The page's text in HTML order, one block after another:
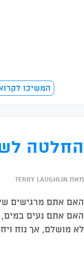
המשיכו
החלטה
מאת Terry Laughlin
האם אתם נעים
לא מושלם, אך נוח